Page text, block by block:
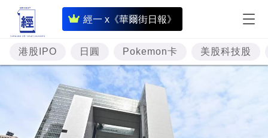
經一 x《華爾街日報》
即
時
財
經
專
港股IPO 日圓 Pokemon卡 美股科技股